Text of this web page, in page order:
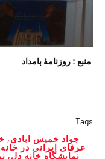
منبع : روزنامهٔ بامداد
Tags
جواد خمیس ابادی,
عرفای ایرانی در
نمایشگاه خانه دل,